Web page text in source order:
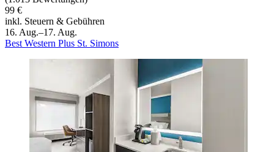
99 €
inkl. Steuern & Gebühren
16. Aug.–17. Aug.
Best Western Plus St. Simons